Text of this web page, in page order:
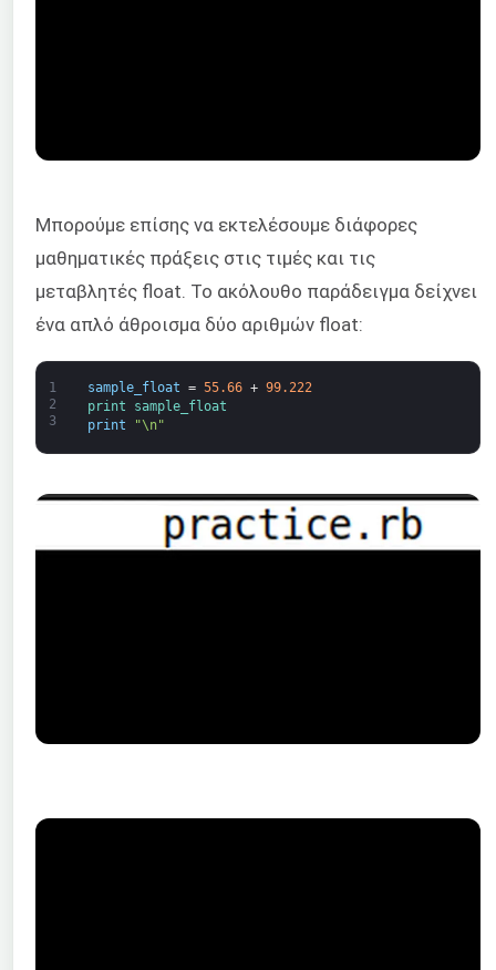
Μπορούμε επίσης να εκτελέσουμε διάφορες
μαθηματικές πράξεις στις τιμές και τις
μεταβλητές float. Το ακόλουθο παράδειγμα δείχνει
ένα απλό άθροισμα δύο αριθμών float:
1
2
3
sample_float = 55.66 + 99.222
print
sample_float
print
"\n"